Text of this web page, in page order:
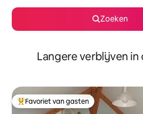
Zoeken
Langere verblijven in
Topfavoriet van gasten
Favoriet van gasten